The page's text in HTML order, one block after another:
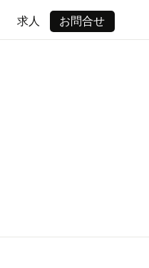
求人 お問合せ